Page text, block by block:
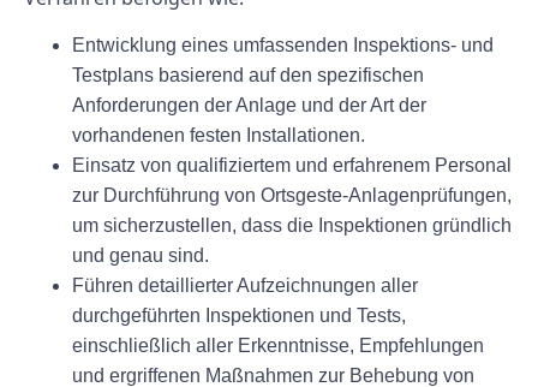
Entwicklung eines umfassenden Inspektions- und
Testplans basierend auf den spezifischen
Anforderungen der Anlage und der Art der
vorhandenen festen Installationen.
Einsatz von qualifiziertem und erfahrenem Personal
zur Durchführung von Ortsgeste-Anlagenprüfungen,
um sicherzustellen, dass die Inspektionen gründlich
und genau sind.
Führen detaillierter Aufzeichnungen aller
durchgeführten Inspektionen und Tests,
einschließlich aller Erkenntnisse, Empfehlungen
und ergriffenen Maßnahmen zur Behebung von